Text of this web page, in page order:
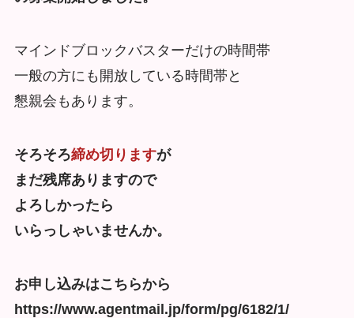
マインドブロックバスターだけの時間帯
一般の方にも開放している時間帯と
懇親会もあります。
そろそろ締め切りますが
まだ残席ありますので
よろしかったら
いらっしゃいませんか。
お申し込みはこちらから
https://www.agentmail.jp/form/pg/6182/1/